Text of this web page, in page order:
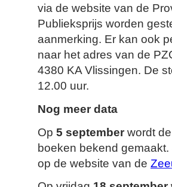
via de website van de
Publieksprijs worden
aanmerking. Er kan ook
naar het adres van de
4380 KA Vlissingen. De
12.00 uur.
Nog meer data
Op 5 september wordt
boeken bekend
op de website van de